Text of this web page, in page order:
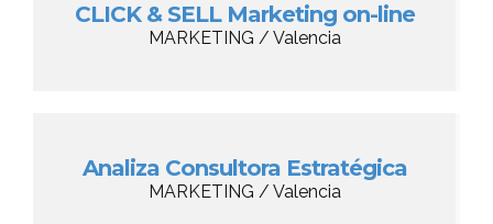
CLICK & SELL Marketing on-line
MARKETING / Valencia
Analiza Consultora Estratégica
MARKETING / Valencia